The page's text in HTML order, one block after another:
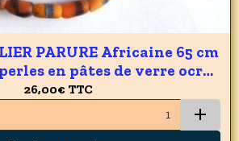
PARURE Africaine 65 cm
en pâtes de verre ocre
x 12 mm - 265 carats 53 gr
26,00€ TTC